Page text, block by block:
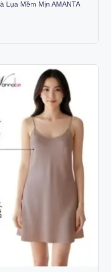
Lụa Mềm Mịn AMANTA